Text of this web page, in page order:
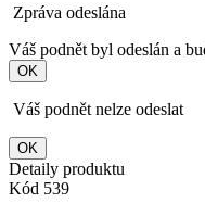
Zpráva odeslána
Váš podnět byl odeslán a
OK
Váš podnět nelze odeslat
OK
Detaily produktu
Kód 539